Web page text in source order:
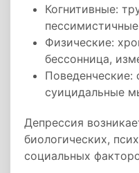
Когнитивные:
Физические:
бессонница,
Поведенческие:
суицидальные
Депрессия
биологических,
социальных